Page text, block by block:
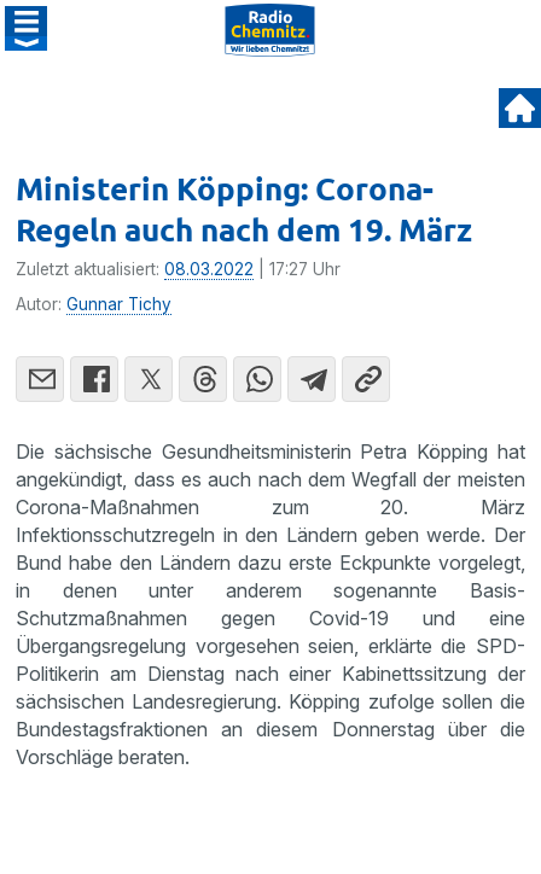
Ministerin Köpping: Corona-
Regeln auch nach dem 19. März
Zuletzt aktualisiert:08.03.2022 | 17:27 Uhr
Autor:Gunnar Tichy
Die sächsische Gesundheitsministerin Petra Köpping hat
angekündigt, dass es auch nach dem Wegfall der meisten
Corona-Maßnahmen zum 20. März
Infektionsschutzregeln in den Ländern geben werde. Der
Bund habe den Ländern dazu erste Eckpunkte vorgelegt,
in denen unter anderem sogenannte Basis-
Schutzmaßnahmen gegen Covid-19 und eine
Übergangsregelung vorgesehen seien, erklärte die SPD-
Politikerin am Dienstag nach einer Kabinettssitzung der
sächsischen Landesregierung. Köpping zufolge sollen die
Bundestagsfraktionen an diesem Donnerstag über die
Vorschläge beraten.